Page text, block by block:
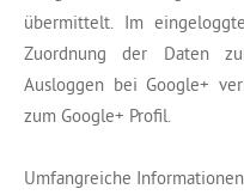
übermittelt. Im
Zuordnung der Daten
Ausloggen bei Google+
zum Google+ Profil.
Umfangreiche